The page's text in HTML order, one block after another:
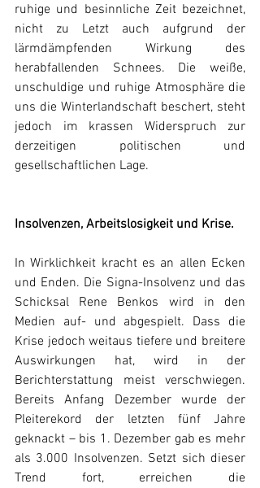
ruhige und besinnliche Zeit bezeichnet,
nicht zu Letzt auch aufgrund der
lärmdämpfenden Wirkung des
herabfallenden Schnees. Die weiße,
unschuldige und ruhige Atmosphäre die
uns die Winterlandschaft beschert, steht
jedoch im krassen Widerspruch zur
derzeitigen politischen und
gesellschaftlichen Lage.
Insolvenzen, Arbeitslosigkeit und Krise.
In Wirklichkeit kracht es an allen Ecken
und Enden. Die Signa-Insolvenz und das
Schicksal Rene Benkos wird in den
Medien auf- und abgespielt. Dass die
Krise jedoch weitaus tiefere und breitere
Auswirkungen hat, wird in der
Berichterstattung meist verschwiegen.
Bereits Anfang Dezember wurde der
Pleiterekord der letzten fünf Jahre
geknackt – bis 1. Dezember gab es mehr
als 3.000 Insolvenzen. Setzt sich dieser
Trend fort, erreichen die